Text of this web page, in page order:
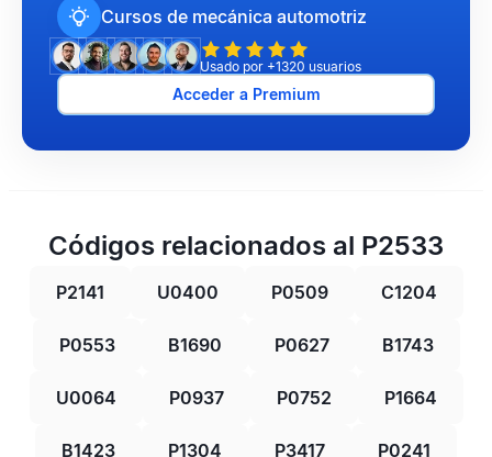
Cursos de mecánica automotriz
Usado por +1320 usuarios
Acceder a Premium
Códigos relacionados al P2533
P2141 U0400 P0509 C1204
P0553 B1690 P0627 B1743
U0064 P0937 P0752 P1664
B1423 P1304 P3417 P0241